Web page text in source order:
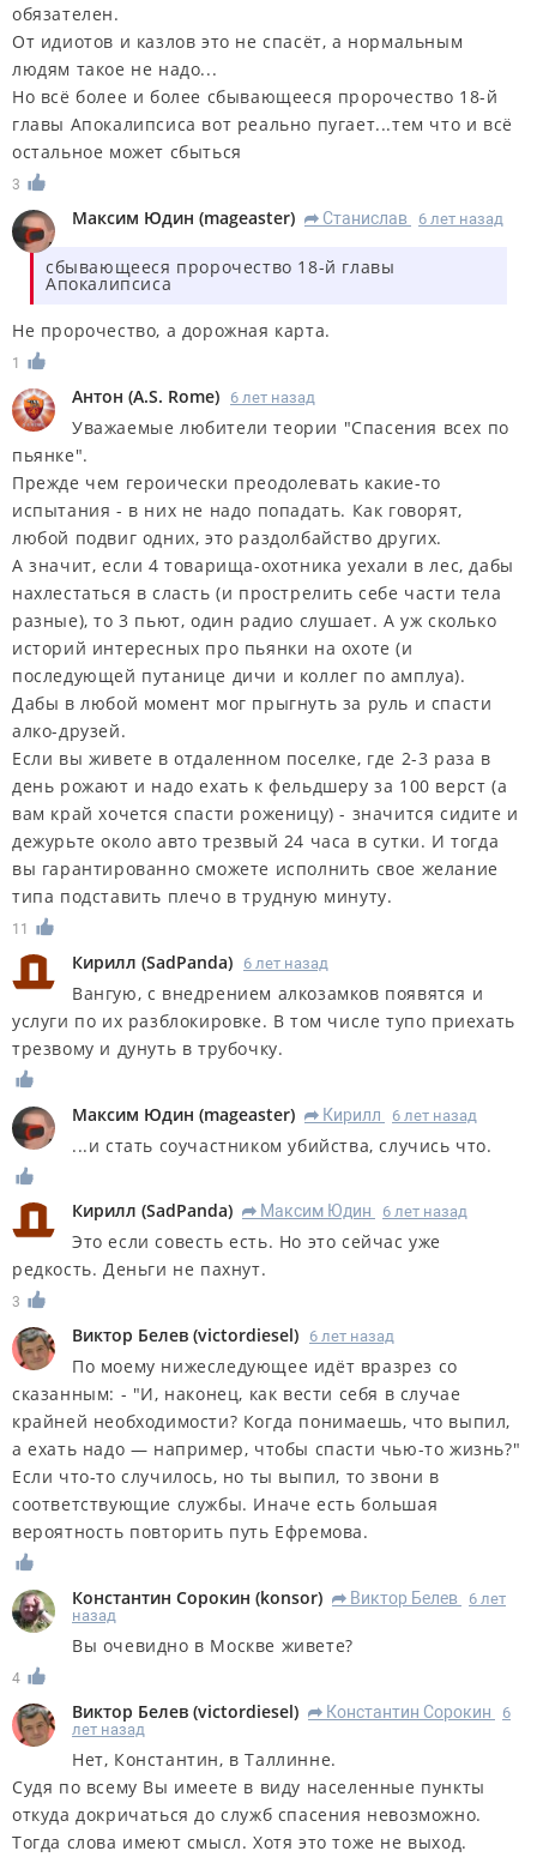
обязателен.
От идиотов и казлов это не спасёт, а нормальным
людям такое не надо...
Но всё более и более сбывающееся пророчество 18-й
главы Апокалипсиса вот реально пугает...тем что и всё
остальное может сбыться
3
Максим Юдин (mageaster) R Станислав 6 лет назад
сбывающееся пророчество 18-й главы
Апокалипсиса
Не пророчество, а дорожная карта.
1
Антон (A.S. Rome) 6 лет назад
Уважаемые любители теории "Спасения всех по
пьянке".
Прежде чем героически преодолевать какие-то
испытания - в них не надо попадать. Как говорят,
любой подвиг одних, это раздолбайство других.
А значит, если 4 товарища-охотника уехали в лес, дабы
нахлестаться в сласть (и прострелить себе части тела
разные), то 3 пьют, один радио слушает. А уж сколько
историй интересных про пьянки на охоте (и
последующей путанице дичи и коллег по амплуа).
Дабы в любой момент мог прыгнуть за руль и спасти
алко-друзей.
Если вы живете в отдаленном поселке, где 2-3 раза в
день рожают и надо ехать к фельдшеру за 100 верст (а
вам край хочется спасти роженицу) - значится сидите и
дежурьте около авто трезвый 24 часа в сутки. И тогда
вы гарантированно сможете исполнить свое желание
типа подставить плечо в трудную минуту.
11
Кирилл (SadPanda) 6 лет назад
Вангую, с внедрением алкозамков появятся и
услуги по их разблокировке. В том числе тупо приехать
трезвому и дунуть в трубочку.
Максим Юдин (mageaster) R Кирилл 6 лет назад
...и стать соучастником убийства, случись что.
Кирилл (SadPanda) R Максим Юдин 6 лет назад
Это если совесть есть. Но это сейчас уже
редкость. Деньги не пахнут.
3
Виктор Белев (victordiesel) 6 лет назад
По моему нижеследующее идёт вразрез со
сказанным: - "И, наконец, как вести себя в случае
крайней необходимости? Когда понимаешь, что выпил,
а ехать надо — например, чтобы спасти чью-то жизнь?"
Если что-то случилось, но ты выпил, то звони в
соответствующие службы. Иначе есть большая
вероятность повторить путь Ефремова.
Константин Сорокин (konsor) R Виктор Белев
6 лет
назад
Вы очевидно в Москве живете?
4
Виктор Белев (victordiesel) R Константин Сорокин
6
лет назад
Нет, Константин, в Таллинне.
Судя по всему Вы имеете в виду населенные пункты
откуда докричаться до служб спасения невозможно.
Тогда слова имеют смысл. Хотя это тоже не выход.